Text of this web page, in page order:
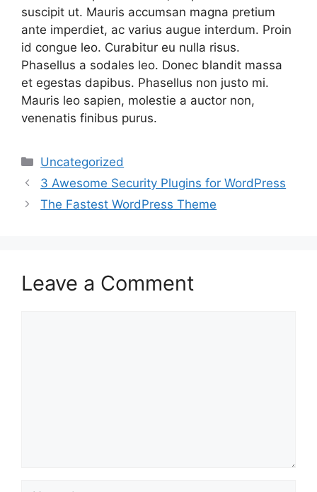
suscipit ut. Mauris accumsan magna pretium
ante imperdiet, ac varius augue interdum. Proin
id congue leo. Curabitur eu nulla risus.
Phasellus a sodales leo. Donec blandit massa
et egestas dapibus. Phasellus non justo mi.
Mauris leo sapien, molestie a auctor non,
venenatis finibus purus.
Categories
Uncategorized
3 Awesome Security Plugins for WordPress
The Fastest WordPress Theme
Leave a Comment
Name